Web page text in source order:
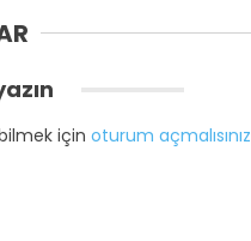
için oturum açmalısınız